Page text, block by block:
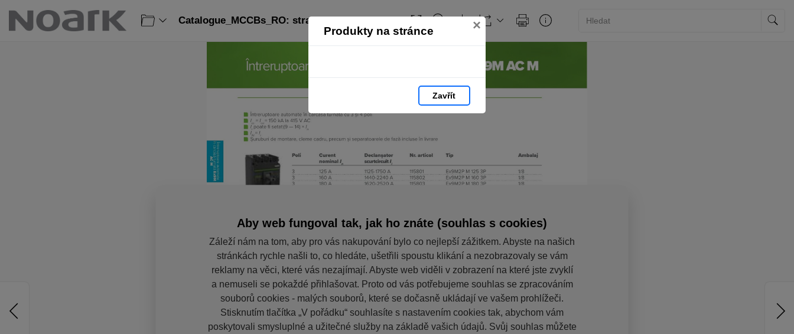
Produkty na stránce ×
Zavřít
Catalogue_MCCBs_RO: strana 36
Aby web fungoval tak, jak ho znáte (souhlas s cookies)
Záleží nám na tom, aby pro vás nakupování bylo co nejlepší zážitkem. Abyste na našich
stránkách rychle našli to, co hledáte, ušetřili spoustu klikání a nezobrazovaly se vám
reklamy na věci, které vás nezajímají. Abyste web viděli v zobrazení na které jste zvyklí
a nemuseli se pokaždé přihlašovat. Proto od vás potřebujeme souhlas se zpracováním
souborů cookies - malých souborů, které se dočasně ukládají ve vašem prohlížeči.
Stisknutím tlačítka „V pořádku“ souhlasíte s nastavením cookies tak, abychom vám
poskytovali smysluplné a užitečné služby na základě vašich údajů. Svůj souhlas můžete